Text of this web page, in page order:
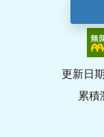
更新日
累積